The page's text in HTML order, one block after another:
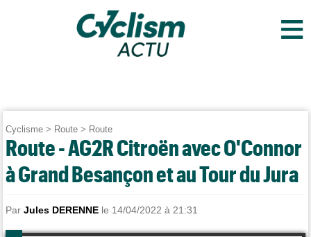
≡
Cyclisme > Route > Route
Route - AG2R Citroën avec O'Connor
à Grand Besançon et au Tour du Jura
ParJules DERENNE le 14/04/2022 à 21:31